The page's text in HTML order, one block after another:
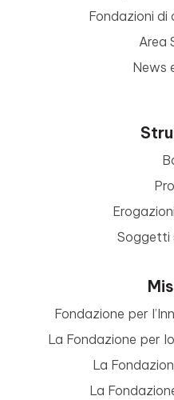
Fondazioni di
Area
News
Soggetti
Fondazione per
La Fondazione per
La
La